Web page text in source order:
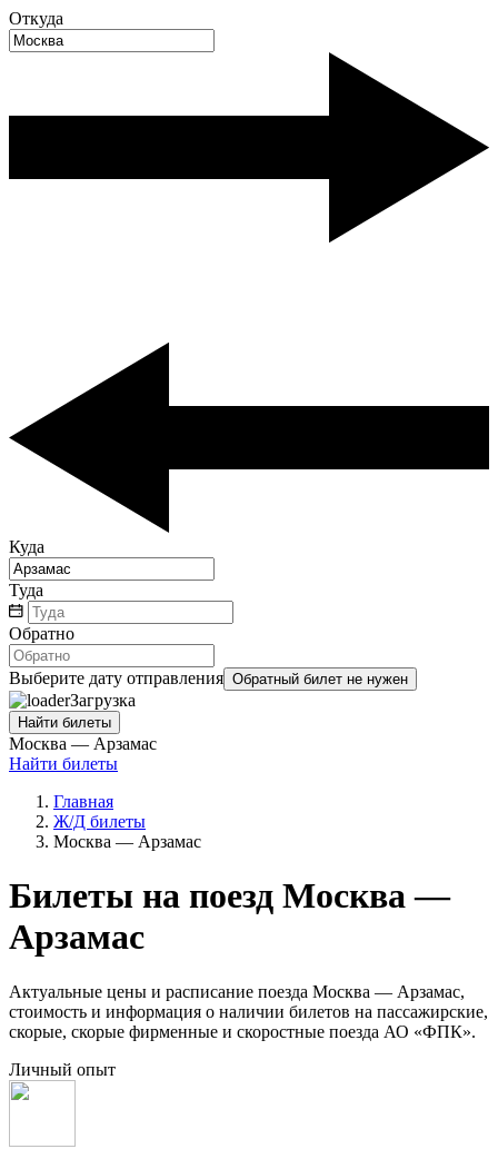
Откуда
Куда
Туда
Обратно
Выберите дату отправления Обратный билет не нужен
Загрузка
Найти билеты
Москва — Арзамас
Найти билеты
Главная
Ж/Д билеты
Москва — Арзамас
Билеты на поезд Москва —
Арзамас
Актуальные цены и расписание поезда Москва — Арзамас,
стоимость и информация о наличии билетов на пассажирские,
скорые, скорые фирменные и скоростные поезда АО «ФПК».
Личный опыт